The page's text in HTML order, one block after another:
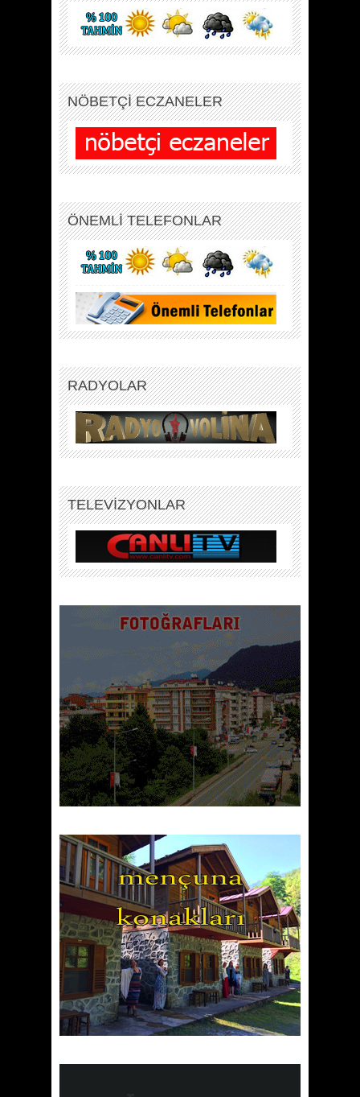
NÖBETÇİ ECZANELER
ÖNEMLİ TELEFONLAR
RADYOLAR
TELEVİZYONLAR